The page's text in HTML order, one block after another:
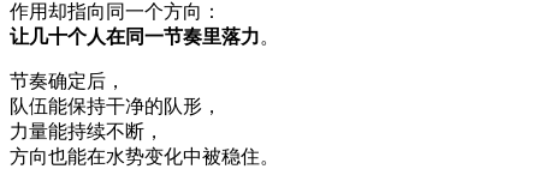
作用却指向同一个方向：
让几十个人在同一节奏里落力。
节奏确定后，
队伍能保持干净的队形，
力量能持续不断，
方向也能在水势变化中被稳住。